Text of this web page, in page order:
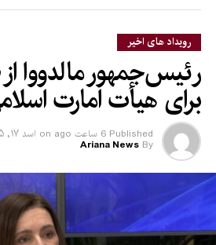
جمله طب، انجنیری و سایر بخش‌ها،
مسئولان پوهنتون‌ها باید برای تربیت
رویداد های اخیر
رئیس‌جمهور مالدووا
برای هیأت امارت
Published 6 ساعت ago on اسد ۱۷, ۱۴۰۵
By
Ariana News